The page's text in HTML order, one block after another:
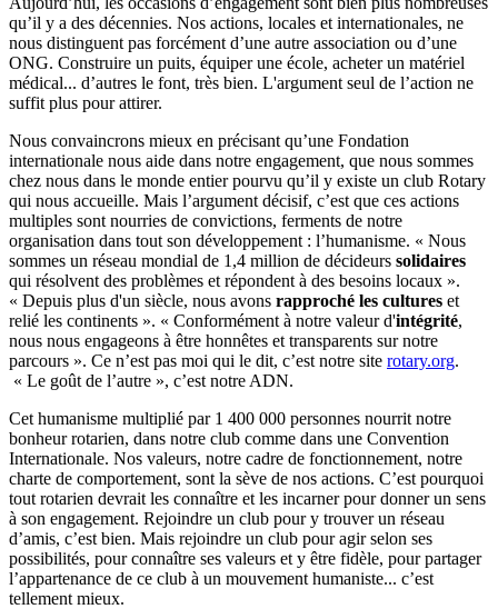
qu’il y a des décennies. Nos actions, locales et internationales, ne
nous distinguent pas forcément d’une autre association ou d’une
ONG. Construire un puits, équiper une école, acheter un matériel
médical... d’autres le font, très bien. L'argument seul de l’action ne
suffit plus pour attirer.
Nous convaincrons mieux en précisant qu’une Fondation
internationale nous aide dans notre engagement, que nous sommes
chez nous dans le monde entier pourvu qu’il y existe un club Rotary
qui nous accueille. Mais l’argument décisif, c’est que ces actions
multiples sont nourries de convictions, ferments de notre
organisation dans tout son développement : l’humanisme. « Nous
sommes un réseau mondial de 1,4 million de décideurs solidaires
qui résolvent des problèmes et répondent à des besoins locaux ».
« Depuis plus d'un siècle, nous avons rapproché les cultures et
relié les continents ». « Conformément à notre valeur d'intégrité,
nous nous engageons à être honnêtes et transparents sur notre
parcours ». Ce n’est pas moi qui le dit, c’est notre site rotary.org.
« Le goût de l’autre », c’est notre ADN.
Cet humanisme multiplié par 1 400 000 personnes nourrit notre
bonheur rotarien, dans notre club comme dans une Convention
Internationale. Nos valeurs, notre cadre de fonctionnement, notre
charte de comportement, sont la sève de nos actions. C’est pourquoi
tout rotarien devrait les connaître et les incarner pour donner un sens
à son engagement. Rejoindre un club pour y trouver un réseau
d’amis, c’est bien. Mais rejoindre un club pour agir selon ses
possibilités, pour connaître ses valeurs et y être fidèle, pour partager
l’appartenance de ce club à un mouvement humaniste... c’est
tellement mieux.